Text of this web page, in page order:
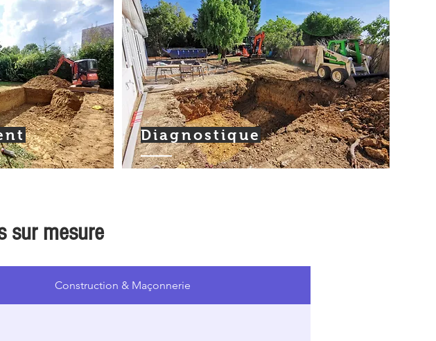
Diagnostique
sur mesure
Construction & Maçonnerie